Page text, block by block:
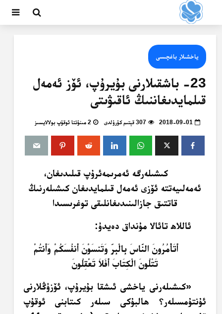
ياخشىلار باغچىسى
23- باشقىلارنى بۇيرۇپ، ئۆز ئەمەل
قىلمايدىغاننىڭ ئاقىۋىتى
2018-09-01 307 قېتىم كۆرۈلدى 2 مىنۇتتا ئوقۇپ بولالايسىز
كىشىلەرگە ئەمرىمەئرۇپ قىلىدىغان،
ئەمەلىيەتتە ئۆزى ئەمەل قىلمايدىغان كىشىلەرنىڭ
قاتتىق جازالىنىدىغانلىقى توغرىسىدا
ئاللاھ تائالا مۇنداق دەيدۇ:
أَتَأْمُرُونَ النَّاسَ بِالْبِرِّ وَتَنسَوْنَ أَنفُسَكُمْ وَأَنتُمْ
تَتْلُونَ الْكِتَابَ أَفَلاَ تَعْقِلُونَ
«كىشىلەرنى ياخشى ئىشقا بۇيرۇپ، ئۆزۈڭلارنى
ئۇنتۇمسىلەر؟ ھالبۇكى سىلەر كىتابنى ئوقۇپ